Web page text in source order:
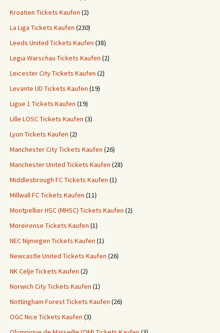
Kroatien Tickets Kaufen (2)
La Liga Tickets Kaufen (230)
Leeds United Tickets Kaufen (38)
Legia Warschau Tickets Kaufen (2)
Leicester City Tickets Kaufen (2)
Levante UD Tickets Kaufen (19)
Ligue 1 Tickets Kaufen (19)
Lille LOSC Tickets Kaufen (3)
Lyon Tickets Kaufen (2)
Manchester City Tickets Kaufen (26)
Manchester United Tickets Kaufen (28)
Middlesbrough FC Tickets Kaufen (1)
Millwall FC Tickets Kaufen (11)
Montpellier HSC (MHSC) Tickets Kaufen (2)
Moreirense Tickets Kaufen (1)
NEC Nijmegen Tickets Kaufen (1)
Newcastle United Tickets Kaufen (26)
NK Celje Tickets Kaufen (2)
Norwich City Tickets Kaufen (1)
Nottingham Forest Tickets Kaufen (26)
OGC Nice Tickets Kaufen (3)